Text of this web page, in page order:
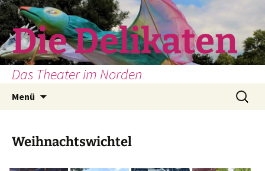
Zum
Inhalt
springen
Die Delikaten
Das Theater im Norden
Menü
Suchen
nach:
Weihnachtswichtel